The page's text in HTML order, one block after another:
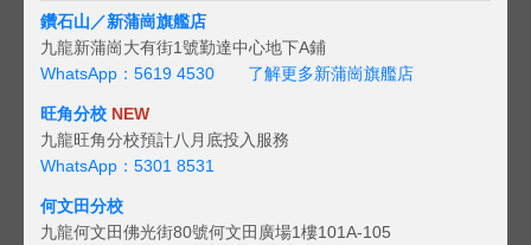
鑽石山／新蒲崗旗艦店
九龍新蒲崗大有街1號勤達中心地下A鋪
WhatsApp：5619 4530
了解更多新蒲崗旗艦店
旺角分校 NEW
九龍旺角分校預計八月底投入服務
WhatsApp：5301 8531
何文田分校
九龍何文田佛光街80號何文田廣場1樓101A-105